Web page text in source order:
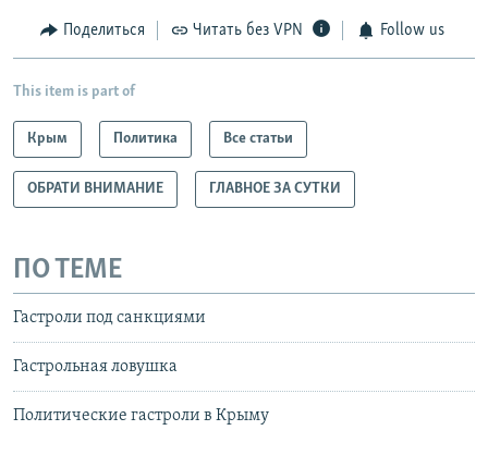
Поделиться Читать без VPN Follow us
This item is part of
Крым Политика Все статьи
ОБРАТИ ВНИМАНИЕ ГЛАВНОЕ ЗА СУТКИ
ПО ТЕМЕ
Гастроли под санкциями
Гастрольная ловушка
Политические гастроли в Крыму